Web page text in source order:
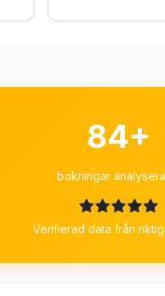
84+
bokningar
Verifierad data från